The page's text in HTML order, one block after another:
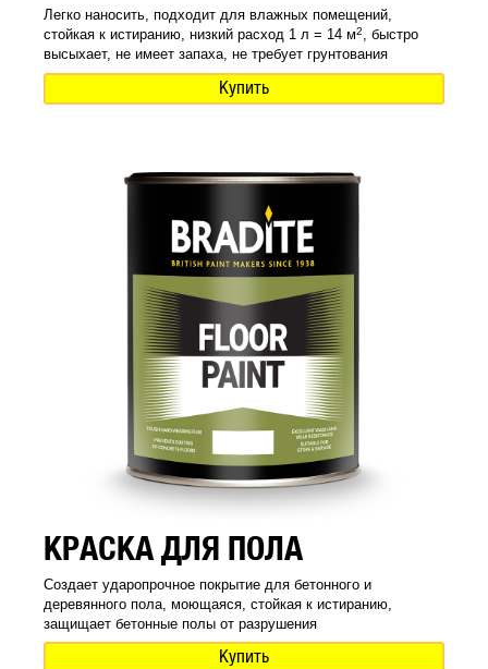
Легко наносить, подходит для влажных помещений,
стойкая к истиранию, низкий расход 1 л = 14 м2, быстро
высыхает, не имеет запаха, не требует грунтования
Купить
КРАСКА ДЛЯ ПОЛА
Создает ударопрочное покрытие для бетонного и
деревянного пола, моющаяся, стойкая к истиранию,
защищает бетонные полы от разрушения
Купить